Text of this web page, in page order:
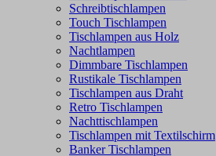
Schreibtischlampen
Touch Tischlampen
Tischlampen aus Holz
Nachtlampen
Dimmbare Tischlampen
Rustikale Tischlampen
Tischlampen aus Draht
Retro Tischlampen
Nachttischlampen
Tischlampen mit Textilschirm
Banker Tischlampen